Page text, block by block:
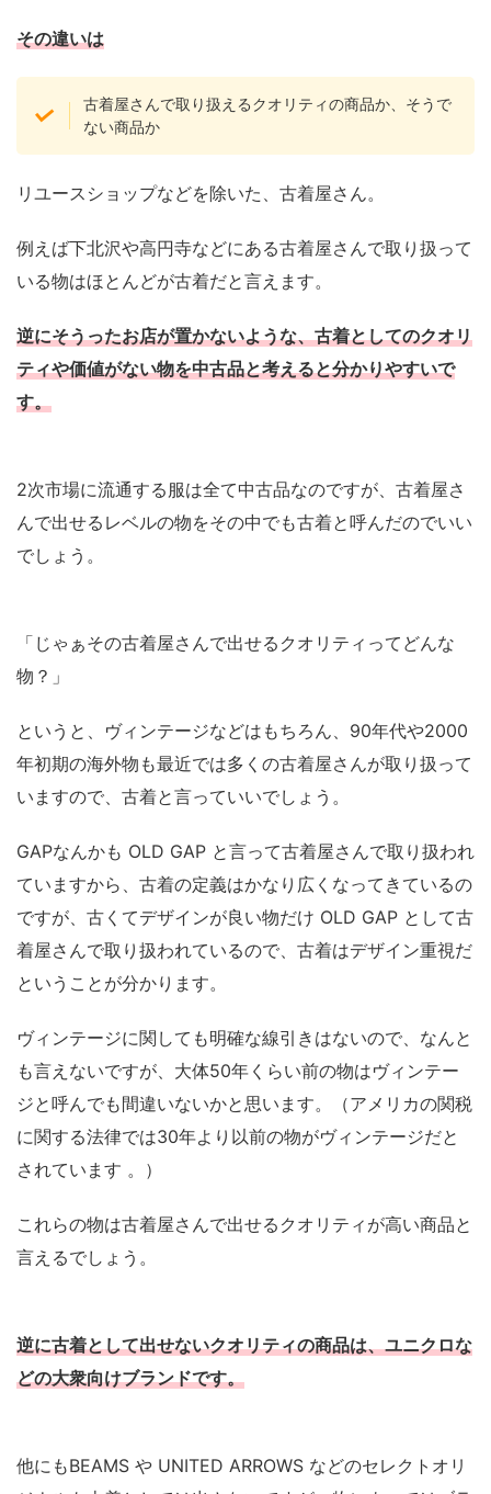
その違いは
古着屋さんで取り扱えるクオリティの商品か、そうで
ない商品か
リユースショップなどを除いた、古着屋さん。
例えば下北沢や高円寺などにある古着屋さんで取り扱って
いる物はほとんどが古着だと言えます。
逆にそうったお店が置かないような、古着としてのクオリ
ティや価値がない物を中古品と考えると分かりやすいで
す。
2次市場に流通する服は全て中古品なのですが、古着屋さ
んで出せるレベルの物をその中でも古着と呼んだのでいい
でしょう。
「じゃぁその古着屋さんで出せるクオリティってどんな
物？」
というと、ヴィンテージなどはもちろん、90年代や2000
年初期の海外物も最近では多くの古着屋さんが取り扱って
いますので、古着と言っていいでしょう。
GAPなんかも OLD GAP と言って古着屋さんで取り扱われ
ていますから、古着の定義はかなり広くなってきているの
ですが、古くてデザインが良い物だけ OLD GAP として古
着屋さんで取り扱われているので、古着はデザイン重視だ
ということが分かります。
ヴィンテージに関しても明確な線引きはないので、なんと
も言えないですが、大体50年くらい前の物はヴィンテー
ジと呼んでも間違いないかと思います。（アメリカの関税
に関する法律では30年より以前の物がヴィンテージだと
されています 。）
これらの物は古着屋さんで出せるクオリティが高い商品と
言えるでしょう。
逆に古着として出せないクオリティの商品は、ユニクロな
どの大衆向けブランドです。
他にもBEAMS や UNITED ARROWS などのセレクトオリ